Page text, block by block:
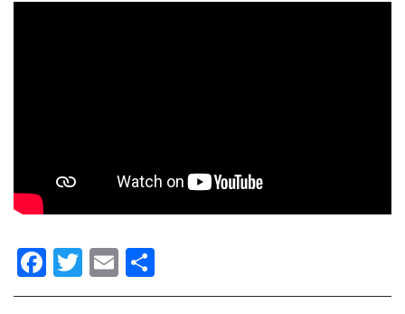
Facebook
Twitter
Email